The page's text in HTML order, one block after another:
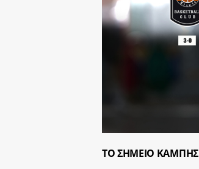
ΤΟ ΣΗΜΕΙΟ ΚΑΜΠΗΣ